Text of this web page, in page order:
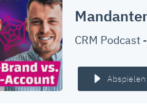
CRM Podcast
Abspielen